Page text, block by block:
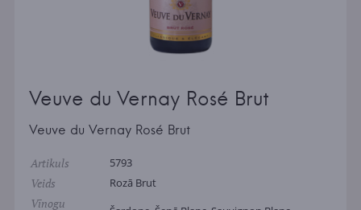
Veuve du Vernay Rosé Brut
Veuve du Vernay Rosé Brut
Artikuls 5793
Veids Rozā Brut
Vīnogu